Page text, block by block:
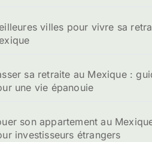
villes pour vivre sa
sa retraite au Mexique :
une vie épanouie
son appartement au
investisseurs étrangers